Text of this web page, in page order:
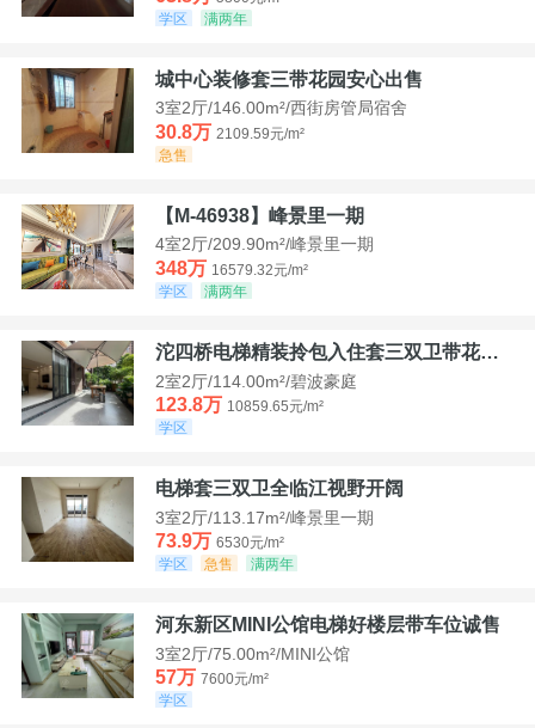
学区
满两年
城中心装修套三带花园安心出售
3室2厅/146.00m²/西街房管局宿舍
30.8万 2109.59元/m²
急售
【M-46938】峰景里一期
4室2厅/209.90m²/峰景里一期
348万 16579.32元/m²
学区
满两年
沱四桥电梯精装拎包入住套三双卫带花园40平米带车位
2室2厅/114.00m²/碧波豪庭
123.8万 10859.65元/m²
学区
电梯套三双卫全临江视野开阔
3室2厅/113.17m²/峰景里一期
73.9万 6530元/m²
学区
急售 满两年
河东新区MINI公馆电梯好楼层带车位诚售
3室2厅/75.00m²/MINI公馆
57万 7600元/m²
学区